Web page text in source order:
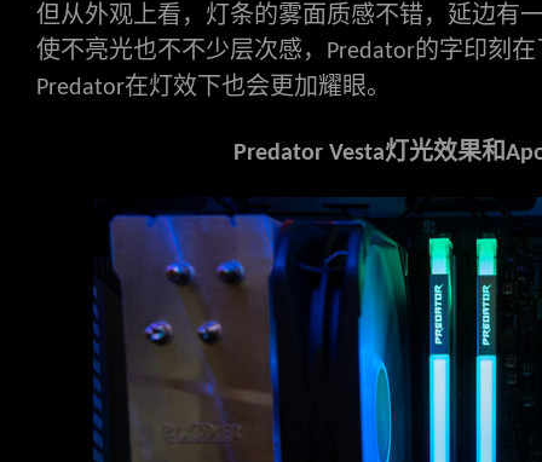
但从外观上看，灯条的雾面质感不错，延边有
使不亮光也不不少层次感， Predator的字印刻
Predator在灯效下也会更加耀眼。
Predator Vesta灯光效果和